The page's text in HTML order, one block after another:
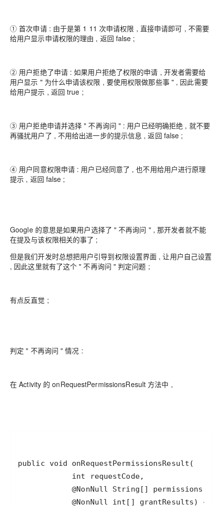
① 首次申请 : 由于是第 1 11 次申请权限 , 直接申请即可 , 不需要
给用户显示申请权限的理由 , 返回 false ;
② 用户拒绝了申请 : 如果用户拒绝了权限的申请 , 开发者需要给
用户显示 " 为什么申请该权限 , 要使用权限做那些事 " , 因此需要
给用户提示 , 返回 true ;
③ 用户拒绝申请并选择 " 不再询问 " : 用户已经明确拒绝 , 就不要
再骚扰用户了 , 不用给出进一步的提示信息 , 返回 false ;
④ 用户同意权限申请 : 用户已经同意了 , 也不用给用户进行原理
提示 , 返回 false ;
Google 的意思是如果用户选择了 " 不再询问 " , 那开发者就不能
在提及与该权限相关的事了 ;
但是我们开发时总想把用户引导到权限设置界面 , 让用户自己设置
, 因此这里就有了这个 " 不再询问 " 判定问题 ;
有点反直觉 ;
判定 " 不再询问 " 情况 :
在 Activity 的 onRequestPermissionsResult 方法中 ,
            @NonNull int[] grantResults) {